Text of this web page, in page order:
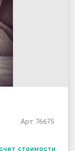
Арт: 76675
стоимости